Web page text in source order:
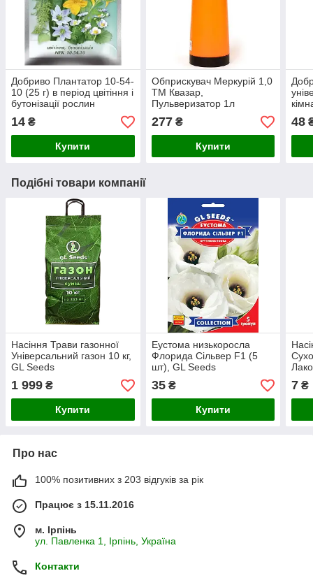
Добриво Плантатор 10-54-
10 (25 г) в період цвітіння і
бутонізації рослин
14 ₴
Купити
Обприскувач Меркурій 1,0
ТМ Квазар,
Пульверизатор 1л
277₴
Купити
48
Подібні товари компанії
Насіння Трави газонної
Універсальний газон 10 кг,
GL Seeds
1 999 ₴
Купити
Еустома низькоросла
Флорида Сільвер F1 (5
шт), GL Seeds
35₴
Купити
7 ₴
Про нас
100% позитивних з 203 відгуків за рік
Працює з 15.11.2016
м. Ірпінь
ул. Павленка 1, Ірпінь, Україна
Контакти